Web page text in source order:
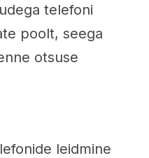
telefoni
poolt, seega
otsuse
leidmine